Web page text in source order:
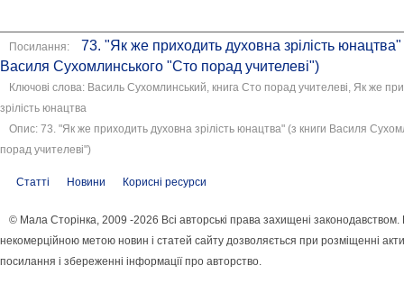
Посилання:
73. "Як же приходить духовна зрілість юнацтва"
Василя Сухомлинського "Сто порад учителеві")
Ключові слова: Василь Сухомлинський, книга Сто порад учителеві, Як же
зрілість юнацтва
Опис: 73. "Як же приходить духовна зрілість юнацтва" (з книги Василя
порад учителеві")
Статті Новини Корисні ресурси
© Мала Сторінка, 2009 -2026 Всі авторські права захищені
некомерційною метою новин і статей сайту дозволяється при розміщенні
посилання і збереженні інформації про авторство.